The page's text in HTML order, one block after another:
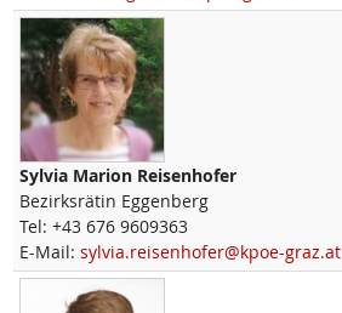
Sylvia Marion Reisenhofer
Bezirksrätin Eggenberg
Tel: +43 676 9609363
E-Mail: sylvia.reisenhofer@kpoe-graz.at